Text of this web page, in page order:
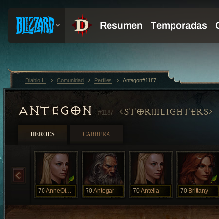
ANTEGON#1187 STORMLIGHTERS
HÉROES CARRERA
70 AnneOfPern 70Antegar 70Antelia 70 Brittany
Diablo III Comunidad Perfiles Antegon#1187